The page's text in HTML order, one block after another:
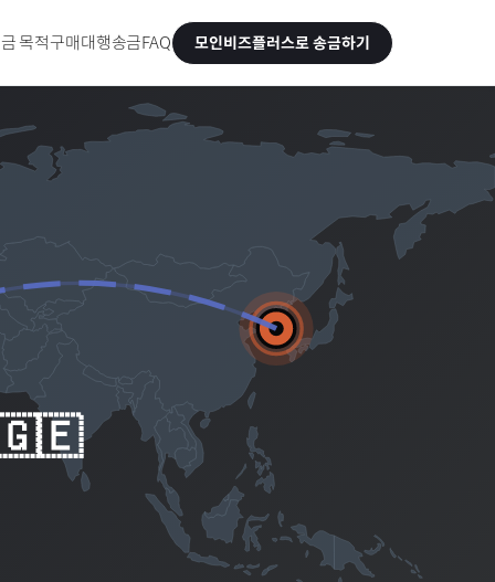
목적구매대행송금FAQ 모인비즈플러스로 송금하기